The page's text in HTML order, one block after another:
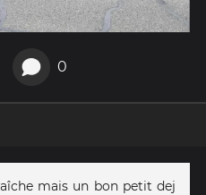
0
mais un bon petit dej